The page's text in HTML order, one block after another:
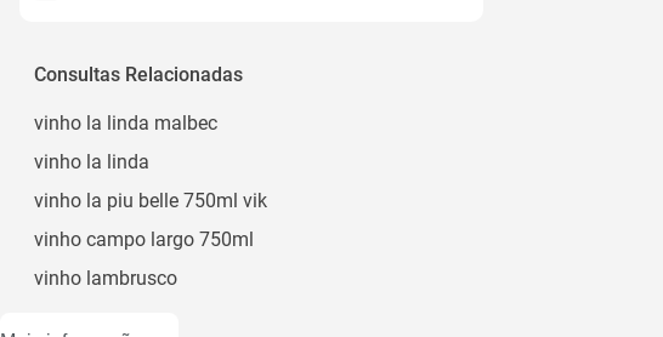
Consultas Relacionadas
vinho la linda malbec
vinho la linda
vinho la piu belle 750ml vik
vinho campo largo 750ml
vinho lambrusco